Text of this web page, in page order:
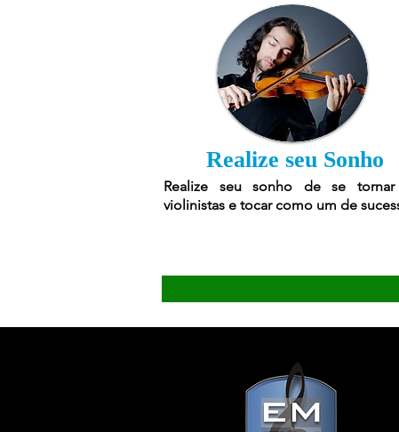
Realize seu Sonho
Realize seu sonho de se
violinistas e tocar como um de